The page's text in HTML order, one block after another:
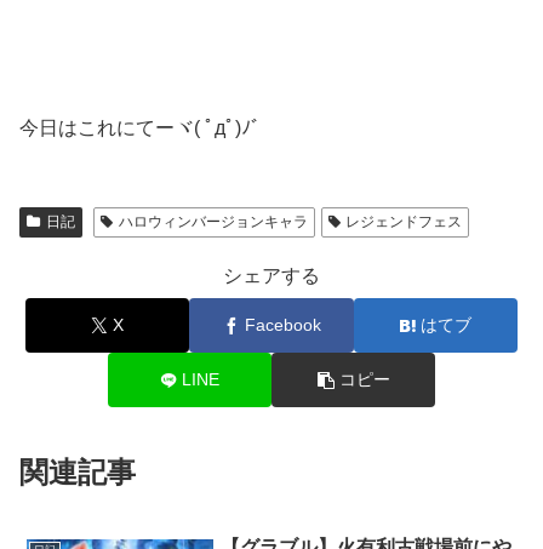
今日はこれにてーヾ( ﾟдﾟ)ﾉ゛
日記 ハロウィンバージョンキャラ レジェンドフェス
シェアする
X Facebook はてブ
LINE コピー
関連記事